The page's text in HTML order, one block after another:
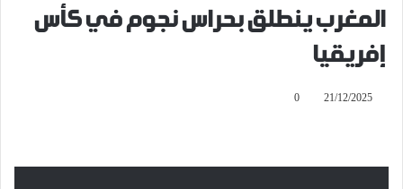
المغرب ينطلق بحراس نجوم في كأس
إفريقيا
21/12/2025
0